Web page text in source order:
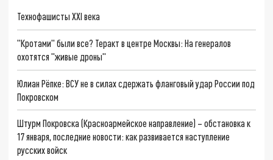
Технофашисты XXI века
"Кротами" были все? Теракт в центре Москвы: На генералов
охотятся "живые дроны"
Юлиан Рёпке: ВСУ не в силах сдержать фланговый удар России под
Покровском
Штурм Покровска (Красноармейское направление) – обстановка к
17 января, последние новости: как развивается наступление
русских войск